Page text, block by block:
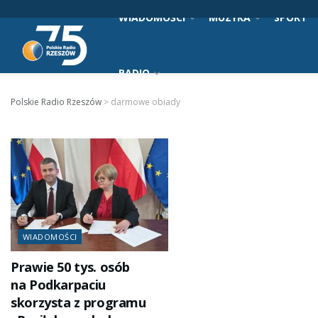
WIADOMOŚCI MUZYKA SPORT
RADIO
Polskie Radio Rzeszów > darmowe obiady
WIADOMOŚCI
Prawie 50 tys. osób
na Podkarpaciu
skorzysta z programu